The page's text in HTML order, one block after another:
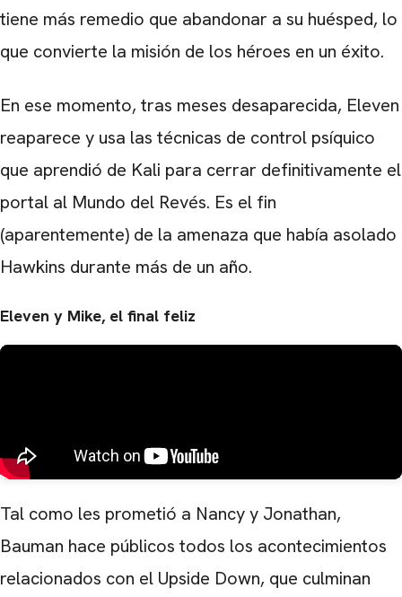
tiene más remedio que abandonar a su huésped, lo
que convierte la misión de los héroes en un éxito.
En ese momento, tras meses desaparecida, Eleven
reaparece y usa las técnicas de control psíquico
que aprendió de Kali para cerrar definitivamente el
portal al Mundo del Revés. Es el fin
(aparentemente) de la amenaza que había asolado
Hawkins durante más de un año.
Eleven y Mike, el final feliz
Tal como les prometió a Nancy y Jonathan,
Bauman hace públicos todos los acontecimientos
relacionados con el Upside Down, que culminan